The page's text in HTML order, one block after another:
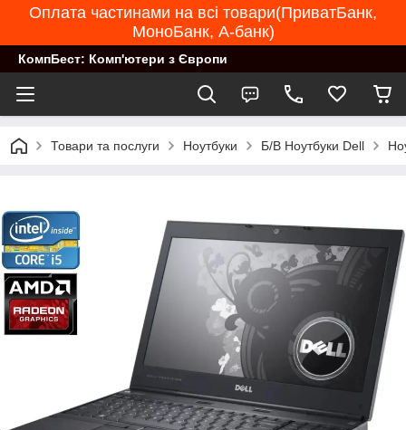
Оплата частинами на всі товари(ПриватБанк,
МоноБанк, А-банк)
КомпБест: Комп'ютери з Європи
Товари та послуги Ноутбуки Б/В Ноутбуки Dell